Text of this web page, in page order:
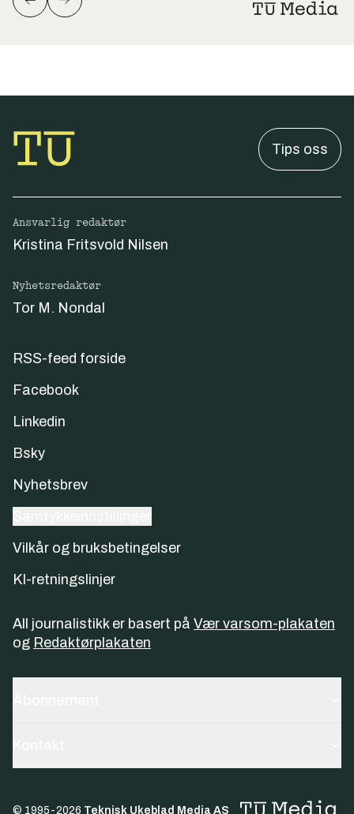
Tips oss
Ansvarlig redaktør
Kristina Fritsvold Nilsen
Nyhetsredaktør
Tor M. Nondal
RSS-feed forside
Facebook
Linkedin
Bsky
Nyhetsbrev
Vilkår og bruksbetingelser
KI-retningslinjer
All journalistikk er basert på Vær varsom-plakaten
og Redaktørplakaten
© 1995-2026 Teknisk Ukeblad Media AS